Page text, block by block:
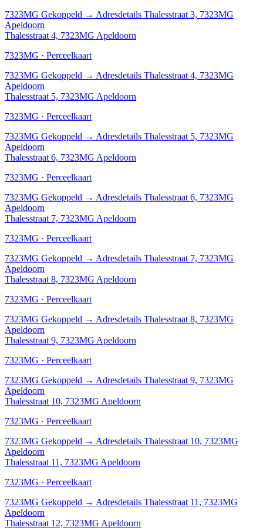
7323MG Gekoppeld → Adresdetails Thalesstraat 3, 7323MG
Apeldoorn
Thalesstraat 4, 7323MG Apeldoorn
7323MG · Perceelkaart
7323MG Gekoppeld → Adresdetails Thalesstraat 4, 7323MG
Apeldoorn
Thalesstraat 5, 7323MG Apeldoorn
7323MG · Perceelkaart
7323MG Gekoppeld → Adresdetails Thalesstraat 5, 7323MG
Apeldoorn
Thalesstraat 6, 7323MG Apeldoorn
7323MG · Perceelkaart
7323MG Gekoppeld → Adresdetails Thalesstraat 6, 7323MG
Apeldoorn
Thalesstraat 7, 7323MG Apeldoorn
7323MG · Perceelkaart
7323MG Gekoppeld → Adresdetails Thalesstraat 7, 7323MG
Apeldoorn
Thalesstraat 8, 7323MG Apeldoorn
7323MG · Perceelkaart
7323MG Gekoppeld → Adresdetails Thalesstraat 8, 7323MG
Apeldoorn
Thalesstraat 9, 7323MG Apeldoorn
7323MG · Perceelkaart
7323MG Gekoppeld → Adresdetails Thalesstraat 9, 7323MG
Apeldoorn
Thalesstraat 10, 7323MG Apeldoorn
7323MG · Perceelkaart
7323MG Gekoppeld → Adresdetails Thalesstraat 10, 7323MG
Apeldoorn
Thalesstraat 11, 7323MG Apeldoorn
7323MG · Perceelkaart
7323MG Gekoppeld → Adresdetails Thalesstraat 11, 7323MG
Apeldoorn
Thalesstraat 12, 7323MG Apeldoorn